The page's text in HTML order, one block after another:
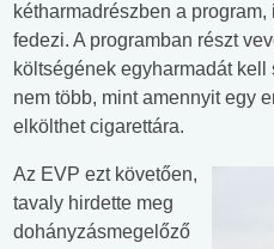
kétharmadrészben a
fedezi. A programban részt
költségének egyharmadát
nem több, mint amennyit egy
elkölthet cigarettára.
Az EVP ezt követően,
tavaly hirdette meg
dohányzásmegelőző